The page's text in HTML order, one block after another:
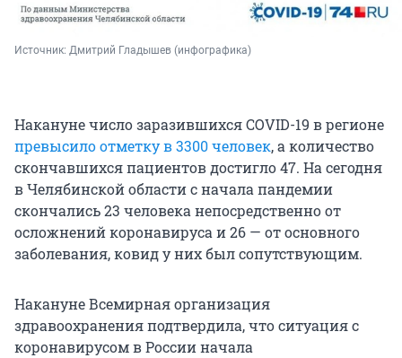
Источник: Дмитрий Гладышев (инфографика)
Накануне число заразившихся COVID-19 в регионе
превысило отметку в 3300 человек, а количество
скончавшихся пациентов достигло 47. На сегодня
в Челябинской области с начала пандемии
скончались 23 человека непосредственно от
осложнений коронавируса и 26 — от основного
заболевания, ковид у них был сопутствующим.
Накануне Всемирная организация
здравоохранения подтвердила, что ситуация с
коронавирусом в России начала